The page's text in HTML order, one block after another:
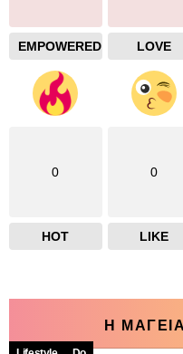
EMPOWERED LOVE
0
HOT
0
LIKE
Η